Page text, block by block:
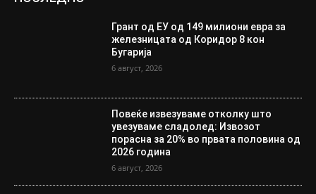
Грант од ЕУ од 149 милиони евра за
железницата од Коридор 8 кон
Бугарија
6 август, 2026
Повеќе извезуваме отколку што
увезуваме сладолед: Извозот
порасна за 20% во првата половина од
2026 година
6 август, 2026